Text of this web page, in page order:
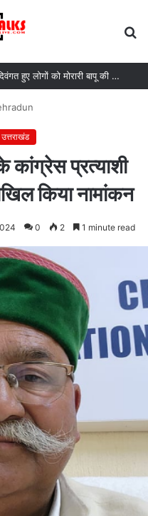
गुजरात और केरल में अतिवृष्टि के कारण दिवंगत हुए लोगों को मोरारी बापू की श्रद्धांजलि और उनके परिजनों को सहायता
उत्तराखंड
कांग्रेस प्रत्याशी
किया नामांकन
0 2 1 minute read